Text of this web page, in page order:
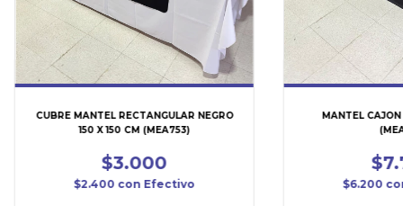
CUBRE MANTEL RECTANGULAR NEGRO
150 X 150 CM (MEA753)
$3.000
$2.400 con Efectivo
MANTEL
$6.200